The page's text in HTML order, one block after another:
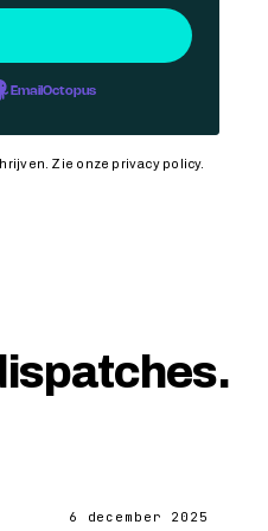
EmailOctopus
Zie onze privacy policy.
6 december 2025